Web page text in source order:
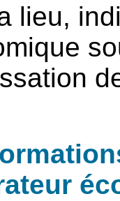
lieu,